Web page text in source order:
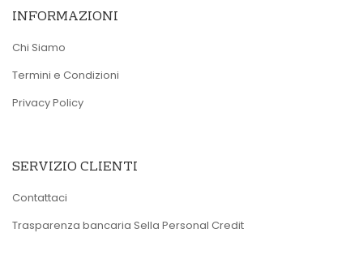
INFORMAZIONI
Chi Siamo
Termini e Condizioni
Privacy Policy
SERVIZIO CLIENTI
Contattaci
Trasparenza bancaria Sella Personal Credit